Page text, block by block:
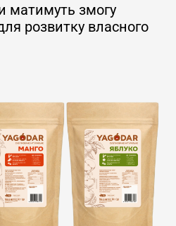
матимуть змогу
розвитку власного